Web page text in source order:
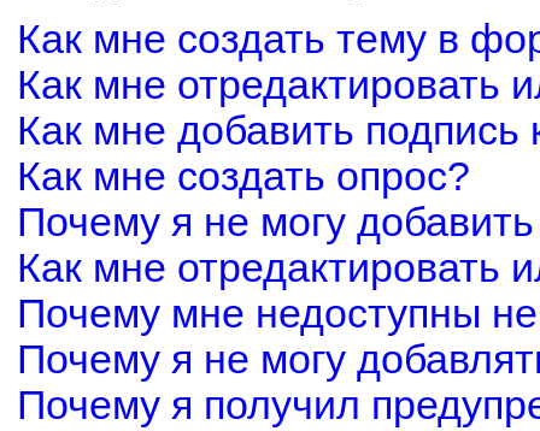
Как мне создать тему в
Как мне отредактировать
Как мне добавить
Как мне создать опрос?
Почему я не могу
Как мне отредактировать
Почему мне недоступны
Почему я не могу
Почему я получил